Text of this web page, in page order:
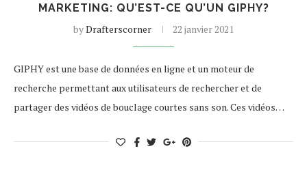
MARKETING: QU’EST-CE QU’UN GIPHY?
byDrafterscorner 22 janvier 2021
GIPHY est une base de données en ligne et un moteur de
recherche permettant aux utilisateurs de rechercher et de
partager des vidéos de bouclage courtes sans son. Ces vidéos…